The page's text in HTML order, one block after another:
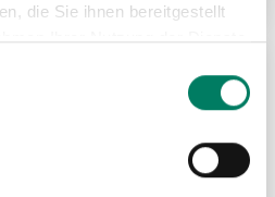
die Sie ihnen bereitgestellt
Ihrer Nutzung der Dienste
ZUR